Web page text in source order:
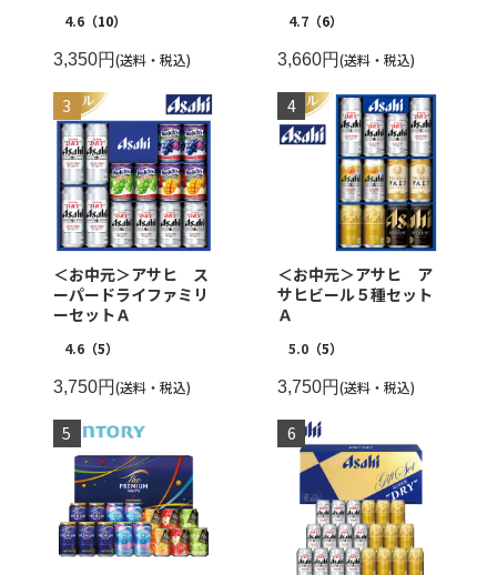
4.6（10）
3,350円(送料・税込)
4.7 （6）
3,660円(送料・税込)
＜お中元＞アサヒ ス
ーパードライファミリ
ーセットＡ
4.6（5）
3,750円(送料・税込)
＜お中元＞アサヒ ア
サヒビール５種セット
Ａ
5.0 （5）
3,750円(送料・税込)